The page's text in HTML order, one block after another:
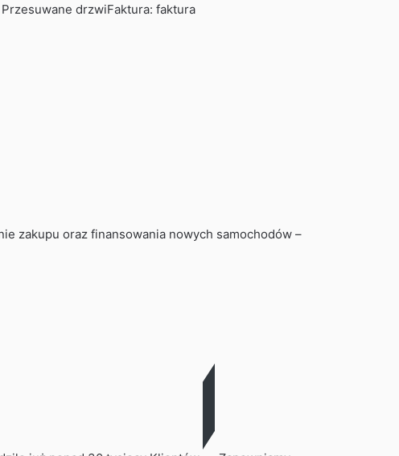
drzwiFaktura: faktura
zakupu oraz finansowania nowych samochodów –